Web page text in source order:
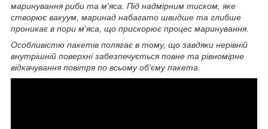
маринування риби та м'яса. Під надмірним тиском, яке
створює вакуум, маринад набагато швидше та глибше
проникає в пори м'яса, що прискорює процес маринування.
Особливістю пакетів полягає в тому, що завдяки нерівній
внутрішній поверхні забезпечується повне та рівномірне
відкачування повітря по всьому об'єму пакета.